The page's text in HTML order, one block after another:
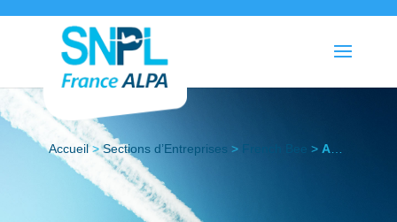
Accueil>Sections d’Entreprises > French Bee > Actualités